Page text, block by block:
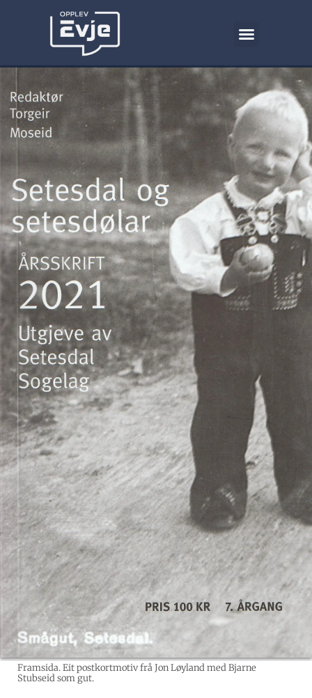
Framsida. Eit postkortmotiv frå Jon Løyland med Bjarne
Stubseid som gut.